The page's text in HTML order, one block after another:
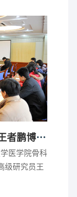
者鹏博士
医学院骨科
级研究员王